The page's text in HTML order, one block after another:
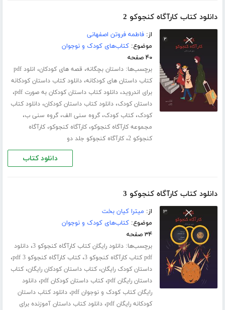
دانلود کتاب کارآگاه کنجوکو 2
از:فاطمه فروتن اصفهانی
موضوع:کتاب‌های کودک و نوجوان
۴۰ صفحه
برچسب‌ها:داستان بچگانه، قصه های کودکان،
انلود pdf
کتاب داستان های کودکانه،دانلود کتاب داستان کودکانه
برای اندروید،دانلود کتاب داستان کودکان به صورت pdf ،
داستان کودک،دانلود کتاب داستان کودکان،دانلود کتاب
کودک،کتاب کودک،گروه سنی الف،گروه سنی ب،
مجموعه کارآگاه کنجوکو،کارآگاه کنجوکو،کارآگاه
کنجوکو 2 ،کارآگاه کنجوکو جلد دو
دانلود کتاب
دانلود کتاب کارآگاه کنجوکو 3
از: میترا کیان بخت
موضوع:کتاب‌های کودک و نوجوان
۳۴ صفحه
برچسب‌ها:دانلود رایگان کتاب کارآگاه کنجوکو 3 ،دانلود
pdf کتاب کارآگاه کنجوکو 3
،کتاب کارآگاه کنجوکو 3 pdf ،
داستان کودک رایگان،کتاب داستان کودکان رایگان،کتاب
داستان رایگان pdf
،کتاب داستان کودکان pdf ،دانلود
رایگان کتاب کودک و نوجوان pdf
،دانلود کتاب داستان
کودکانه رایگان pdf
،دانلود کتاب داستان آموزنده برای